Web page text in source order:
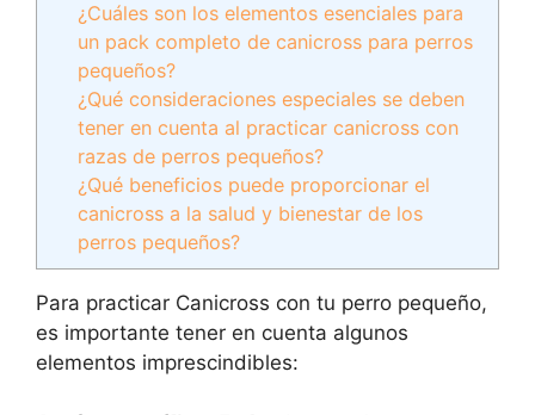
¿Cuáles son los elementos esenciales para
un pack completo de canicross para perros
pequeños?
¿Qué consideraciones especiales se deben
tener en cuenta al practicar canicross con
razas de perros pequeños?
¿Qué beneficios puede proporcionar el
canicross a la salud y bienestar de los
perros pequeños?
Para practicar Canicross con tu perro pequeño,
es importante tener en cuenta algunos
elementos imprescindibles: